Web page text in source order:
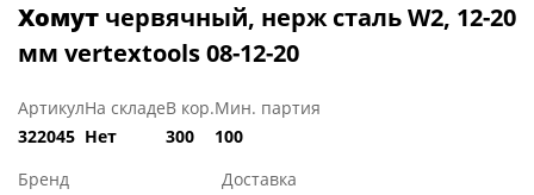
Хомут червячный, нерж сталь W2, 12-20
мм vertextools 08-12-20
Артикул
322045
На складе
Нет
В кор.
300
Мин. партия
100
Бренд
Доставка